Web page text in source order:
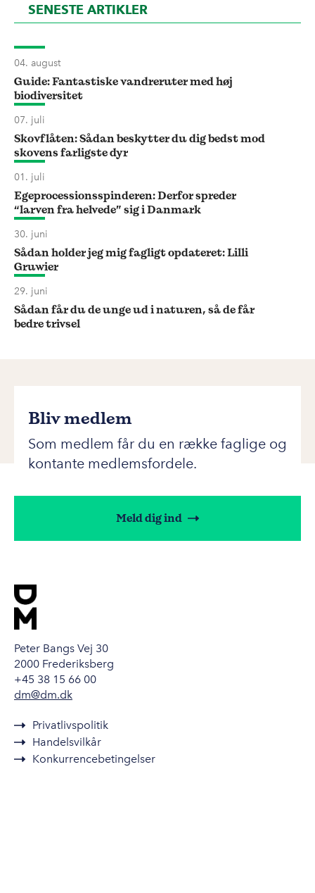
SENESTE ARTIKLER
04. august
Guide: Fantastiske vandreruter med høj
biodiversitet
07. juli
Skovflåten: Sådan beskytter du dig bedst mod
skovens farligste dyr
01. juli
Egeprocessionsspinderen: Derfor spreder
“larven fra helvede” sig i Danmark
30. juni
Sådan holder jeg mig fagligt opdateret: Lilli
Gruwier
29. juni
Sådan får du de unge ud i naturen, så de får
bedre trivsel
Bliv medlem
Som medlem får du en række faglige og
kontante medlemsfordele.
Meld dig ind
Peter Bangs Vej 30
2000 Frederiksberg
+45 38 15 66 00
dm@dm.dk
Privatlivspolitik
Handelsvilkår
Konkurrencebetingelser